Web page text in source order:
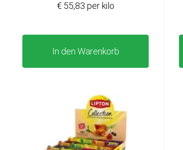
In den Warenkorb
€ 55,83 per kilo